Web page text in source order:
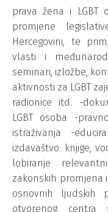
prava žena i LGBT
promjene
Hercegovini, te
vlasti i
seminari, izložbe,
aktivnosti za LGBT
radionice itd. -
LGBT osoba -
istraživanja -
izdavaštvo: knjige,
lobiranje
zakonskih promjena
osnovnih ljudskih
otvorenog